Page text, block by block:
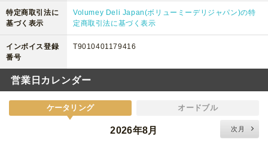
特定商取引法に
基づく表示
Volumey Deli Japan(ボリューミーデリジャパン)の特
定商取引法に基づく表示
インボイス登録
番号
T9010401179416
営業日カレンダー
ケータリング オードブル
2026年8月 次月